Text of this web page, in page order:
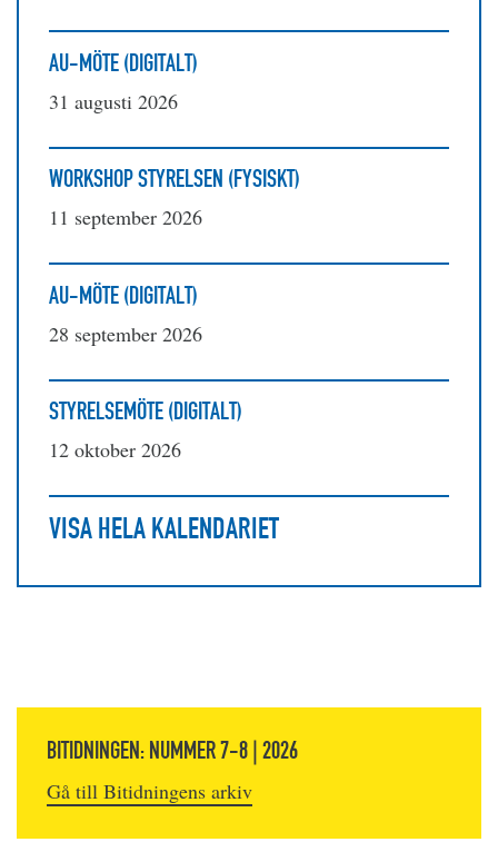
AU-MÖTE (DIGITALT)
31 augusti 2026
WORKSHOP STYRELSEN (FYSISKT)
11 september 2026
AU-MÖTE (DIGITALT)
28 september 2026
STYRELSEMÖTE (DIGITALT)
12 oktober 2026
VISA HELA KALENDARIET
BITIDNINGEN: NUMMER 7-8 | 2026
Gå till Bitidningens arkiv